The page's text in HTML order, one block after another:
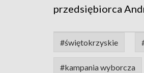
przedsiębiorca
#świętokrzyskie
#kampania wyborcza